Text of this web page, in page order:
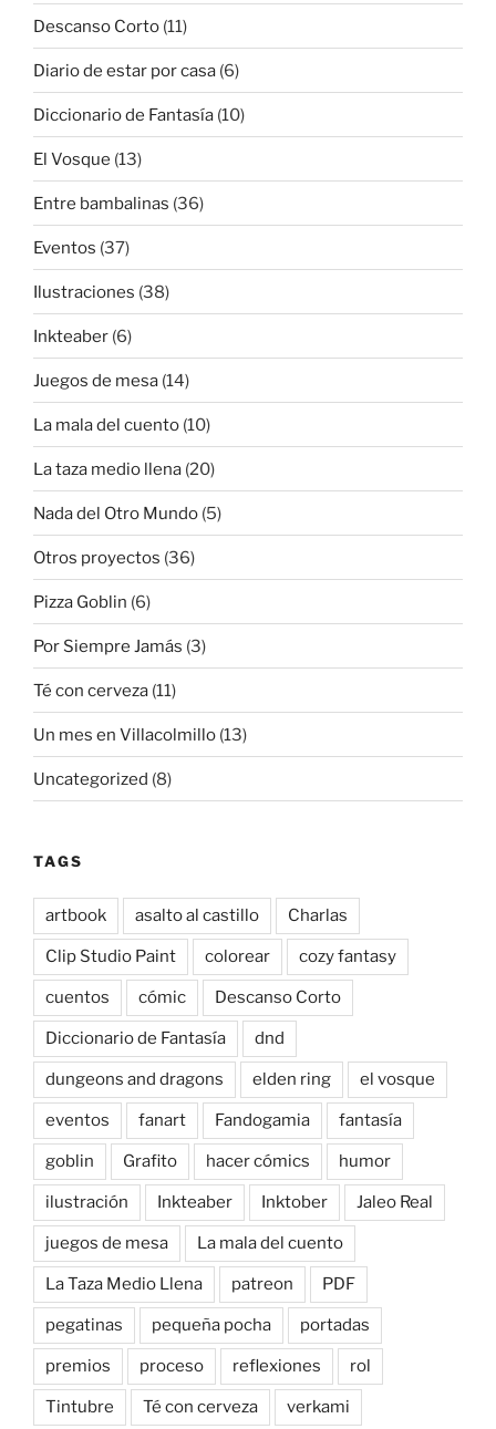
Descanso Corto (11)
Diario de estar por casa (6)
Diccionario de Fantasía (10)
El Vosque (13)
Entre bambalinas (36)
Eventos (37)
Ilustraciones (38)
Inkteaber (6)
Juegos de mesa (14)
La mala del cuento (10)
La taza medio llena (20)
Nada del Otro Mundo (5)
Otros proyectos (36)
Pizza Goblin (6)
Por Siempre Jamás (3)
Té con cerveza (11)
Un mes en Villacolmillo (13)
Uncategorized (8)
TAGS
artbook asalto al castillo Charlas
Clip Studio Paint colorear cozy fantasy
cuentos cómic Descanso Corto
Diccionario de Fantasía dnd
dungeons and dragons elden ring el vosque
eventos fanart Fandogamia fantasía
goblin Grafito hacer cómics humor
ilustración Inkteaber Inktober Jaleo Real
juegos de mesa La mala del cuento
La Taza Medio Llena patreon PDF
pegatinas pequeña pocha portadas
premios proceso reflexiones rol
Tintubre Té con cerveza verkami